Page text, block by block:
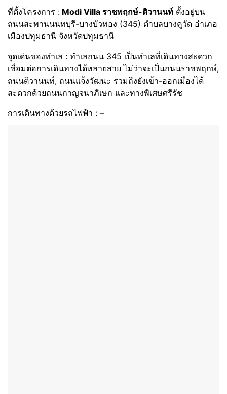
ที่ตั้งโครงการ : Modi Villa ราชพฤกษ์-ติวานนท์ ตั้งอยู่บน
ถนนสะพานนนทบุรี-บางบัวทอง (345) ตำบลบางคูวัด อำเภอ
เมืองปทุมธานี จังหวัดปทุมธานี
จุดเด่นของทำเล : ทำเลถนน 345 เป็นทำเลที่เดินทางสะดวก
เชื่อมต่อการเดินทางได้หลายสาย ไม่ว่าจะเป็นถนนราชพฤกษ์,
ถนนติวานนท์, ถนนแจ้งวัฒนะ รวมถึงยังเข้า-ออกเมืองได้
สะดวกด้วยถนนกาญจนาภิเษก และทางพิเศษศรีรัช
การเดินทางด้วยรถไฟฟ้า : –